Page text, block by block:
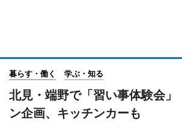
暮らす・働く 学ぶ・知る
北見・端野で「習い事体験会
ン企画、キッチンカーも